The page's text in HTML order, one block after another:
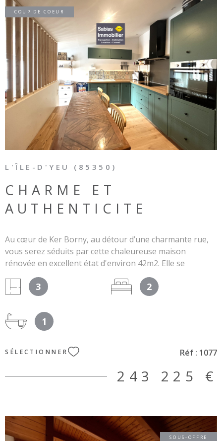
L'ÎLE-D'YEU (85350)
CHARME ET
AUTHENTICITE
Au cœur de Ker Borny, au détour d’une charmante rue,
vous serez séduits par cette chaleureuse maison
rénovée en excellent état d'environ 42m2. Elle se
compose au rez-de-chaussée d’une entrée,
salon/chambre, salle de bains avec WC. Puis à l’étage,
d’une cuisine ouverte, salle à manger et d’une chambre.
Réf : 1077 Les informations sur les risques auxquels ce
bien est exposé sont disponibles sur le site Géorisques :
3 2
1
SÉLECTIONNER Réf : 1077
243 225 €
COUP DE COEUR
VOIR LE BIEN
SOUS-OFFRE